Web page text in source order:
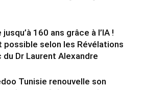
jusqu’à 160 ans grâce à l’IA !
possible selon les Révélations
du Dr Laurent Alexandre
Tunisie renouvelle son